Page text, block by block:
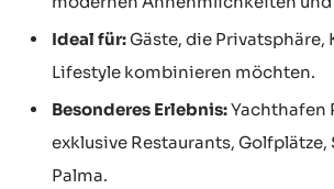
Ideal für:Gäste, die Privatsphäre,
Lifestyle kombinieren möchten.
Besonderes Erlebnis:Yachthafen
exklusive Restaurants,
Palma.